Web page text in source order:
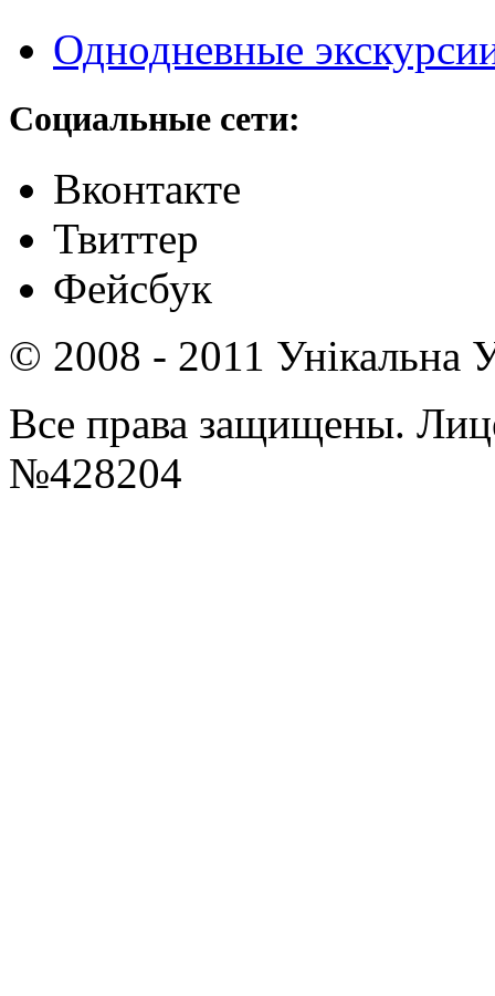
Однодневные
Социальные сети:
Вконтакте
Твиттер
Фейсбук
© 2008 - 2011 Унікальна
Все права защищены.
№428204